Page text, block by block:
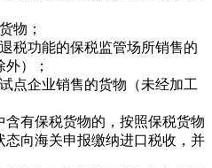
物；
功能的保税监管场所销售的
）；
企业销售的货物（未经加工
有保税货物的，按照保税货物
向海关申报缴纳进口税收，并